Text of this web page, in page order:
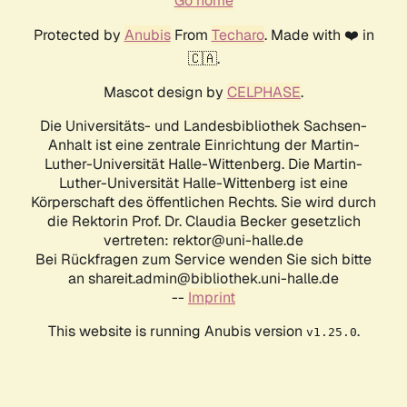
Protected by AnubisFrom Techaro. Made with ❤️ in
🇨🇦.
Mascot design by CELPHASE.
Die Universitäts- und Landesbibliothek Sachsen-
Anhalt ist eine zentrale Einrichtung der Martin-
Luther-Universität Halle-Wittenberg. Die Martin-
Luther-Universität Halle-Wittenberg ist eine
Körperschaft des öffentlichen Rechts. Sie wird durch
die Rektorin Prof. Dr. Claudia Becker gesetzlich
vertreten: rektor@uni-halle.de
Bei Rückfragen zum Service wenden Sie sich bitte
an shareit.admin@bibliothek.uni-halle.de
-- Imprint
This website is running Anubis version v1.25.0.